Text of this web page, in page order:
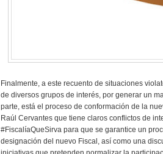
Finalmente, a este recuento de situaciones
de diversos grupos de interés, por generar un
parte, está el proceso de conformación de la
Raúl Cervantes que tiene claros conflictos de
#FiscalíaQueSirva para que se garantice un
designación del nuevo Fiscal, así como una